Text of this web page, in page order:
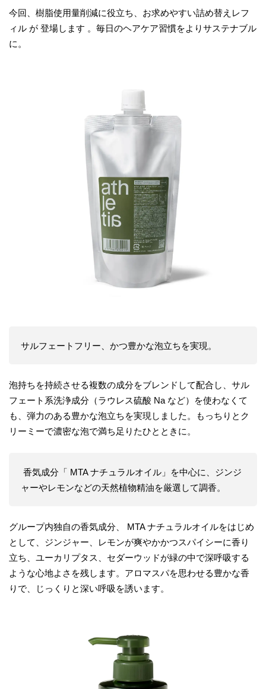
今回、樹脂使用量削減に役立ち、お求めやすい詰め替えレフ
ィル が 登場します 。毎日のヘアケア習慣をよりサステナブル
に。
サルフェートフリー、かつ豊かな泡立ちを実現。
泡持ちを持続させる複数の成分をブレンドして配合し、サル
フェート系洗浄成分（ラウレス硫酸 Na など）を使わなくて
も、弾力のある豊かな泡立ちを実現しました。もっちりとク
リーミーで濃密な泡で満ち足りたひとときに。
香気成分「 MTA ナチュラルオイル」を中心に、ジンジ
ャーやレモンなどの天然植物精油を厳選して調香。
グループ内独自の香気成分、 MTA ナチュラルオイルをはじめ
として、ジンジャー、レモンが爽やかかつスパイシーに香り
立ち、ユーカリプタス、セダーウッドが緑の中で深呼吸する
ような心地よさを残します。アロマスパを思わせる豊かな香
りで、じっくりと深い呼吸を誘います。